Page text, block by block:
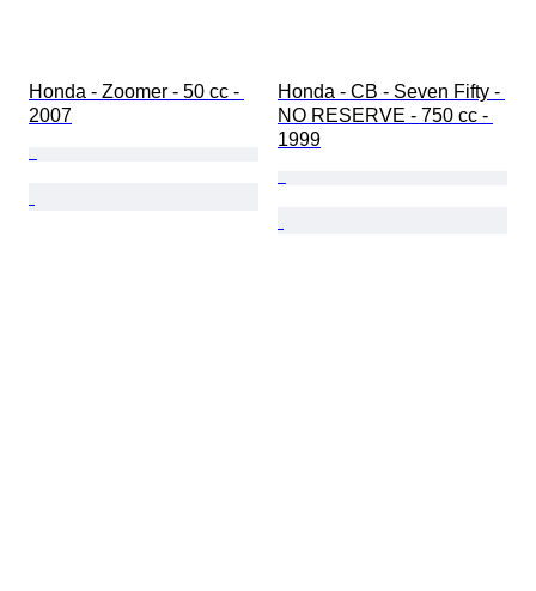
Honda - Zoomer - 50 cc -
2007
Honda - CB - Seven Fifty -
NO RESERVE - 750 cc -
1999